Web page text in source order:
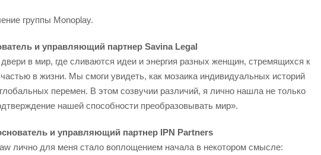
группы Monoplay.
и управляющий партнер Savina Legal
в мир, где сливаются идеи и энергия разных женщин, стремящихся к
в жизни. Мы смоги увидеть, как мозаика индивидуальных историй
перемен. В этом созвучии различий, я лично нашла не только
нашей способности преобразовывать мир».
и управляющий партнер IPN Partners
лично для меня стало воплощением начала в некотором смысле: